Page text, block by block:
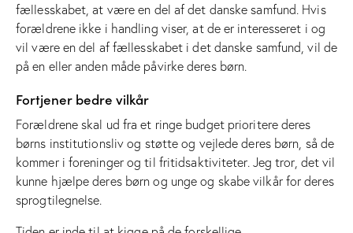
fællesskabet, at være en del af det danske samfund. Hvis
forældrene ikke i handling viser, at de er interesseret i og
vil være en del af fællesskabet i det danske samfund, vil de
på en eller anden måde påvirke deres børn.
Fortjener bedre vilkår
Forældrene skal ud fra et ringe budget prioritere deres
børns institutionsliv og støtte og vejlede deres børn, så de
kommer i foreninger og til fritidsaktiviteter. Jeg tror, det vil
kunne hjælpe deres børn og unge og skabe vilkår for deres
sprogtilegnelse.